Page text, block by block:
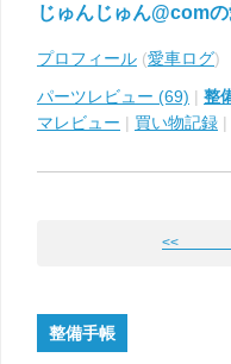
じゅんじゅん@com
プロフィール (愛車ログ)
パーツレビュー (69) | 整
マレビュー | 買い物記録 |
<< オ
整備手帳